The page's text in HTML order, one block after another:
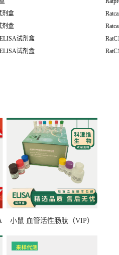
剂盒
剂盒
试剂盒
试剂盒
小鼠 血管活性肠肽（VIP）